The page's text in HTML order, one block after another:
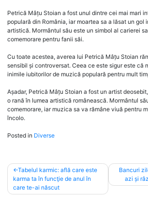
Petrică Mâțu Stoian a fost unul dintre cei mai mari
populară din România, iar moartea sa a lăsat un gol
artistică. Mormântul său este un simbol al carierei
comemorare pentru fanii săi.
Cu toate acestea, averea lui Petrică Mâțu Stoian
sensibil și controversat. Ceea ce este sigur este că
inimile iubitorilor de muzică populară pentru mult
Așadar, Petrică Mâțu Stoian a fost un artist
o rană în lumea artistică românească. Mormântul
comemorare, iar muzica sa va rămâne viuă pentru
încolo.
Posted in Diverse
Post
navigation
Tabelul karmic: află care este
karma ta în funcţie de anul în
care te-ai născut
Bancuri
azi și